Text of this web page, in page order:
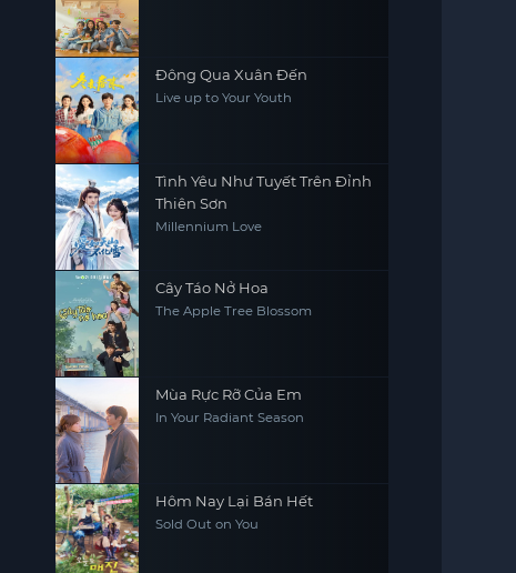
Đông Qua Xuân Đến
Live up to Your Youth
Tình Yêu Như Tuyết Trên Đỉnh
Thiên Sơn
Millennium Love
Cây Táo Nở Hoa
The Apple Tree Blossom
Mùa Rực Rỡ Của Em
In Your Radiant Season
Hôm Nay Lại Bán Hết
Sold Out on You